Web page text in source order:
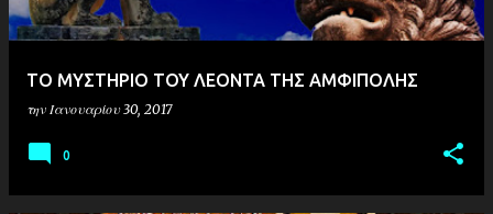
ΤΟ ΜΥΣΤΗΡΙΟ ΤΟΥ ΛΕΟΝΤΑ ΤΗΣ ΑΜΦΙΠΟΛΗΣ
την Ιανουαρίου 30, 2017
0